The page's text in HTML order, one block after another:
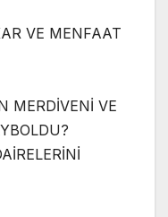
VE MENFAAT
MERDİVENİ VE